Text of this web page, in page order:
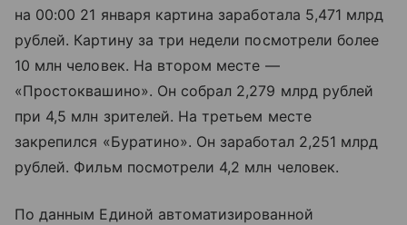
на 00:00 21 января картина заработала 5,471 млрд
рублей. Картину за три недели посмотрели более
10 млн человек. На втором месте —
«Простоквашино». Он собрал 2,279 млрд рублей
при 4,5 млн зрителей. На третьем месте
закрепился «Буратино». Он заработал 2,251 млрд
рублей. Фильм посмотрели 4,2 млн человек.
По данным Единой автоматизированной